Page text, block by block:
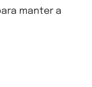
manter a